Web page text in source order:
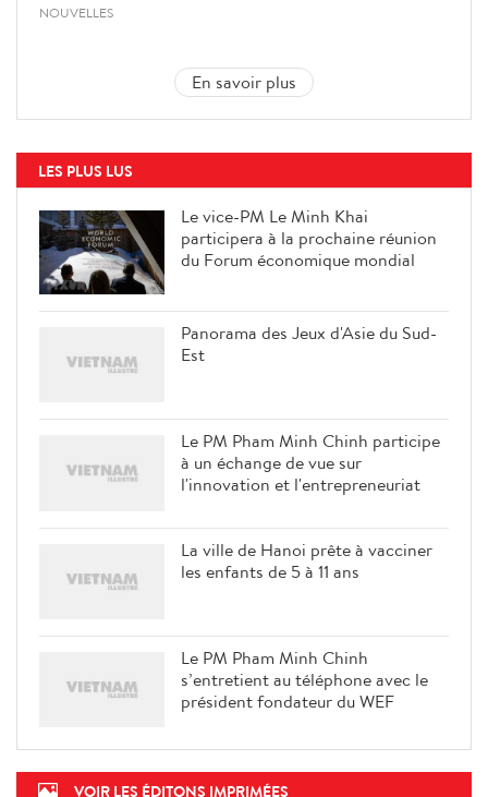
NOUVELLES
En savoir plus
LES PLUS LUS
Le vice-PM Le Minh Khai
participera à la prochaine réunion
du Forum économique mondial
Panorama des Jeux d'Asie du Sud-
Est
Le PM Pham Minh Chinh participe
à un échange de vue sur
l'innovation et l'entrepreneuriat
La ville de Hanoi prête à vacciner
les enfants de 5 à 11 ans
Le PM Pham Minh Chinh
s’entretient au téléphone avec le
président fondateur du WEF
VOIR LES ÉDITONS IMPRIMÉES